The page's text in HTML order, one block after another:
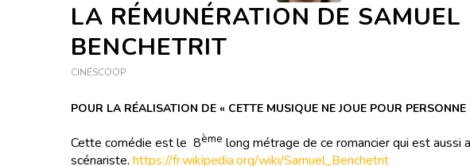
LA RÉMUNÉRATION DE SAMUEL
BENCHETRIT
CINÉSCOOP
POUR LA RÉALISATION DE « CETTE MUSIQUE NE JOUE POUR PERSONNE
Cette comédie est le 8ème long métrage de ce romancier qui est aussi
scénariste. https://fr.wikipedia.org/wiki/Samuel_Benchetrit